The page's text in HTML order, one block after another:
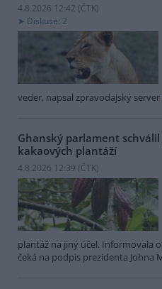
4.8.2026 12:42 (ČTK)
Diskuse: 2
veder, napsal zpravodajský server
Ghanský parlament
kakaových plantáží
4.8.2026 12:39 (ČTK)
plantáž na jiný účel. Informovala
čeká na podpis prezidenta Johna